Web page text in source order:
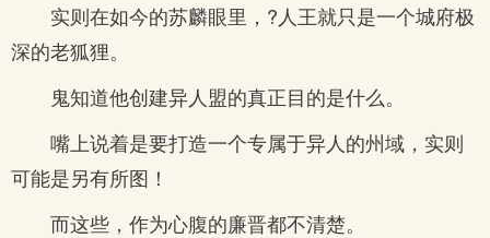
实则在如今的苏麟眼里，?人王就只是一个城府极
深的老狐狸。
鬼知道他创建异人盟的真正目的是什么。
嘴上说着是要打造一个专属于异人的州域，实则
可能是另有所图！
而这些，作为心腹的廉晋都不清楚。